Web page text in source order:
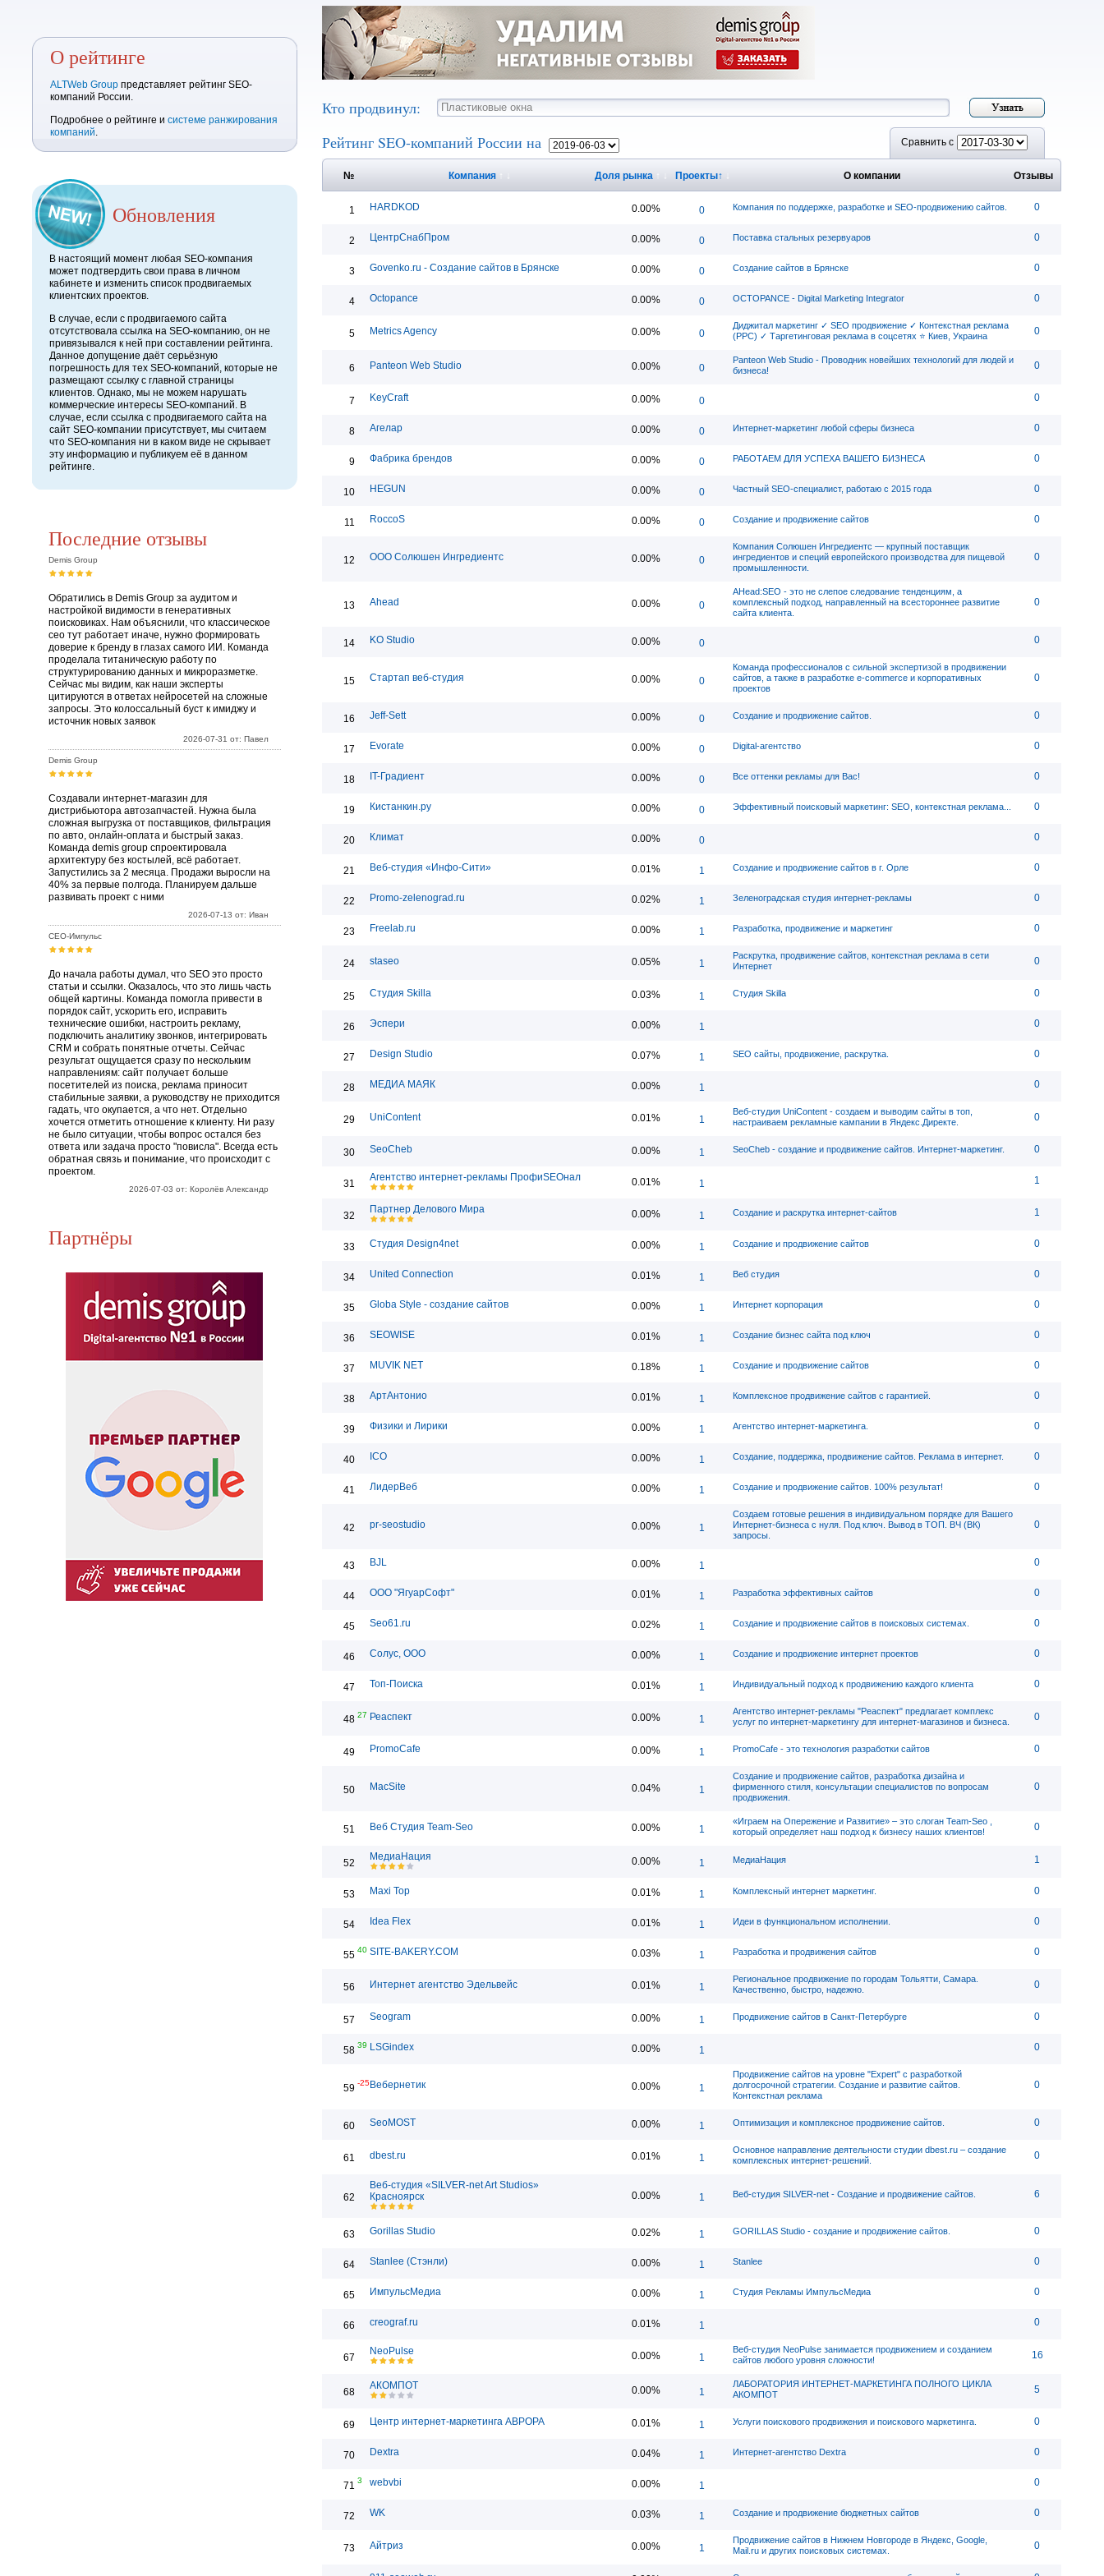
О рейтинге
ALTWeb Group представляет рейтинг SEO-
компаний России.
Подробнее о рейтинге и системе ранжирования
компаний.
Обновления
В настоящий момент любая SEO-компания
может подтвердить свои права в личном
кабинете и изменить список продвигаемых
клиентских проектов.
В случае, если с продвигаемого сайта
отсутствовала ссылка на SEO-компанию, он не
привязывался к ней при составлении рейтинга.
Данное допущение даёт серьёзную
погрешность для тех SEO-компаний, которые не
размещают ссылку с главной страницы
клиентов. Однако, мы не можем нарушать
коммерческие интересы SEO-компаний. В
случае, если ссылка с продвигаемого сайта на
сайт SEO-компании присутствует, мы считаем
что SEO-компания ни в каком виде не скрывает
эту информацию и публикуем её в данном
рейтинге.
Последние отзывы
Demis Group
Обратились в Demis Group за аудитом и
настройкой видимости в генеративных
поисковиках. Нам объяснили, что классическое
сео тут работает иначе, нужно формировать
доверие к бренду в глазах самого ИИ. Команда
проделала титаническую работу по
структурированию данных и микроразметке.
Сейчас мы видим, как наши эксперты
цитируются в ответах нейросетей на сложные
запросы. Это колоссальный буст к имиджу и
источник новых заявок
2026-07-31 от: Павел
Demis Group
Создавали интернет-магазин для
дистрибьютора автозапчастей. Нужна была
сложная выгрузка от поставщиков, фильтрация
по авто, онлайн-оплата и быстрый заказ.
Команда demis group спроектировала
архитектуру без костылей, всё работает.
Запустились за 2 месяца. Продажи выросли на
40% за первые полгода. Планируем дальше
развивать проект с ними
2026-07-13 от: Иван
СЕО-Импульс
До начала работы думал, что SEO это просто
статьи и ссылки. Оказалось, что это лишь часть
общей картины. Команда помогла привести в
порядок сайт, ускорить его, исправить
технические ошибки, настроить рекламу,
подключить аналитику звонков, интегрировать
CRM и собрать понятные отчеты. Сейчас
результат ощущается сразу по нескольким
направлениям: сайт получает больше
посетителей из поиска, реклама приносит
стабильные заявки, а руководству не приходится
гадать, что окупается, а что нет. Отдельно
хочется отметить отношение к клиенту. Ни разу
не было ситуации, чтобы вопрос остался без
ответа или задача просто "повисла". Всегда есть
обратная связь и понимание, что происходит с
проектом.
2026-07-03 от: Королёв Александр
Партнёры
Кто продвинул:
Рейтинг SEO-компаний России на
Сравнить с
№ Компания Доля рынка Проекты↑ О компании Отзывы
1 HARDKOD 0.00% 0 Компания по поддержке, разработке и SEO-продвижению сайтов. 0
2 ЦентрСнабПром 0.00% 0 Поставка стальных резервуаров 0
3 Govenko.ru - Создание сайтов в Брянске 0.00% 0 Создание сайтов в Брянске 0
4 Octopance 0.00% 0 OCTOPANCE - Digital Marketing Integrator 0
5 Metrics Agency 0.00% 0
Диджитал маркетинг ✓ SEO продвижение ✓ Контекстная реклама
(PPC) ✓ Таргетинговая реклама в соцсетях ⭐ Киев, Украина
0
6 Panteon Web Studio 0.00% 0
Panteon Web Studio - Проводник новейших технологий для людей и
бизнеса!
0
7 KeyCraft 0.00% 0 0
8 Агелар 0.00% 0 Интернет-маркетинг любой сферы бизнеса 0
9 Фабрика брендов 0.00% 0 РАБОТАЕМ ДЛЯ УСПЕХА ВАШЕГО БИЗНЕСА 0
10 HEGUN 0.00% 0 Частный SEO-специалист, работаю с 2015 года 0
11 RoccoS 0.00% 0 Создание и продвижение сайтов 0
12 ООО Солюшен Ингредиентс 0.00% 0
Компания Солюшен Ингредиентс — крупный поставщик
ингредиентов и специй европейского производства для пищевой
промышленности.
0
13 Ahead 0.00% 0
AHead:SEO - это не слепое следование тенденциям, а
комплексный подход, направленный на всестороннее развитие
сайта клиента.
0
14 KO Studio 0.00% 0 0
15 Стартап веб-студия 0.00% 0
Команда профессионалов с сильной экспертизой в продвижении
сайтов, а также в разработке e-commerce и корпоративных
проектов
0
16 Jeff-Sett 0.00% 0 Создание и продвижение сайтов. 0
17 Evorate 0.00% 0 Digital-агентство 0
18 IT-Градиент 0.00% 0 Все оттенки рекламы для Вас! 0
19 Кистанкин.ру 0.00% 0 Эффективный поисковый маркетинг: SEO, контекстная реклама... 0
20 Климат 0.00% 0 0
21 Веб-студия «Инфо-Сити» 0.01% 1 Создание и продвижение сайтов в г. Орле 0
22 Promo-zelenograd.ru 0.02% 1 Зеленоградская студия интернет-рекламы 0
23 Freelab.ru 0.00% 1 Разработка, продвижение и маркетинг 0
24 staseo 0.05% 1
Раскрутка, продвижение сайтов, контекстная реклама в сети
Интернет
0
25 Студия Skilla 0.03% 1 Студия Skilla 0
26 Эспери 0.00% 1 0
27 Design Studio 0.07% 1 SEO сайты, продвижение, раскрутка. 0
28 МЕДИА МАЯК 0.00% 1 0
29 UniContent 0.01% 1
Веб-студия UniContent - cоздаем и выводим сайты в топ,
настраиваем рекламные кампании в Яндекс.Директе.
0
30 SeoCheb 0.00% 1 SeoCheb - создание и продвижение сайтов. Интернет-маркетинг. 0
31
Агентство интернет-рекламы ПрофиSEOнал 0.01% 1 1
32
Партнер Делового Мира 0.00% 1 Создание и раскрутка интернет-сайтов 1
33 Студия Design4net 0.00% 1 Создание и продвижение сайтов 0
34 United Connection 0.01% 1 Веб студия 0
35 Globa Style - создание сайтов 0.00% 1 Интернет корпорация 0
36 SEOWISE 0.01% 1 Создание бизнес сайта под ключ 0
37 MUVIK NET 0.18% 1 Создание и продвижение сайтов 0
38 АртАнтонио 0.01% 1 Комплексное продвижение сайтов с гарантией. 0
39 Физики и Лирики 0.00% 1 Агентство интернет-маркетинга. 0
40 ICO 0.00% 1 Создание, поддержка, продвижение сайтов. Реклама в интернет. 0
41 ЛидерВеб 0.00% 1 Создание и продвижение сайтов. 100% результат! 0
42 pr-seostudio 0.00% 1
Создаем готовые решения в индивидуальном порядке для Вашего
Интернет-бизнеса с нуля. Под ключ. Вывод в ТОП. ВЧ (ВК)
запросы.
0
43 BJL 0.00% 1 0
44 ООО "ЯгуарСофт" 0.01% 1 Разработка эффективных сайтов 0
45 Seo61.ru 0.02% 1 Создание и продвижение сайтов в поисковых системах. 0
46 Солус, ООО 0.00% 1 Создание и продвижение интернет проектов 0
47 Топ-Поиска 0.01% 1 Индивидуальный подход к продвижению каждого клиента 0
48 27 Реаспект 0.00% 1
Агентство интернет-рекламы "Реаспект" предлагает комплекс
услуг по интернет-маркетингу для интернет-магазинов и бизнеса.
0
49 PromoCafe 0.00% 1 PromoCafe - это технология разработки сайтов 0
50 MacSite 0.04% 1
Создание и продвижение сайтов, разработка дизайна и
фирменного стиля, консультации специалистов по вопросам
продвижения.
0
51 Веб Студия Team-Seo 0.00% 1
«Играем на Опережение и Развитие» – это слоган Team-Seo ,
который определяет наш подход к бизнесу наших клиентов!
0
52
МедиаНация 0.00% 1 МедиаНация 1
53 Maxi Top 0.01% 1 Комплексный интернет маркетинг. 0
54 Idea Flex 0.01% 1 Идеи в функциональном исполнении. 0
55 40 SITE-BAKERY.COM 0.03% 1 Разработка и продвижения сайтов 0
56 Интернет агентство Эдельвейс 0.01% 1
Региональное продвижение по городам Тольятти, Самара.
Качественно, быстро, надежно.
0
57 Seogram 0.00% 1 Продвижение сайтов в Санкт-Петербурге 0
58 39 LSGindex 0.00% 1 0
59 -25Вебернетик 0.00% 1
Продвижение сайтов на уровне "Expert" с разработкой
долгосрочной стратегии. Создание и развитие сайтов.
Контекстная реклама
0
60 SeoMOST 0.00% 1 Оптимизация и комплексное продвижение сайтов. 0
61 dbest.ru 0.01% 1
Основное направление деятельности студии dbest.ru – создание
комплексных интернет-решений.
0
62
Веб-студия «SILVER-net Art Studios»
Красноярск
0.00% 1 Веб-студия SILVER-net - Создание и продвижение сайтов. 6
63 Gorillas Studio 0.02% 1 GORILLAS Studio - создание и продвижение сайтов. 0
64 Stanlee (Стэнли) 0.00% 1 Stanlee 0
65 ИмпульсМедиа 0.00% 1 Студия Рекламы ИмпульсМедиа 0
66 creograf.ru 0.01% 1 0
67
NeoPulse 0.00% 1
Веб-студия NeoPulse занимается продвижением и созданием
сайтов любого уровня сложности!
16
68
АКОМПОТ 0.00% 1
ЛАБОРАТОРИЯ ИНТЕРНЕТ-МАРКЕТИНГА ПОЛНОГО ЦИКЛА
АКОМПОТ
5
69 Центр интернет-маркетинга АВРОРА 0.01% 1 Услуги поискового продвижения и поискового маркетинга. 0
70 Dextra 0.04% 1 Интернет-агентство Dextra 0
71 3 webvbi 0.00% 1 0
72 WK 0.03% 1 Создание и продвижение бюджетных сайтов 0
73 Айтриз 0.00% 1
Продвижение сайтов в Нижнем Новгороде в Яндекс, Google,
Mail.ru и других поисковых системах.
0